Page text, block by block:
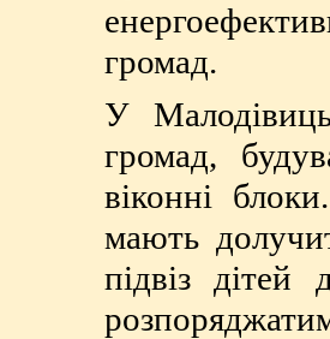
громад.
У
громад,
віконні
мають
підвіз